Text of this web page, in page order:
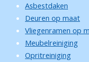
Asbestdaken
Deuren op maat
Vliegenramen op
Meubelreiniging
Opritreiniging